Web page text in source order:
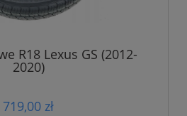
R18 Lexus GS (2012-
2020)
719,00 zł